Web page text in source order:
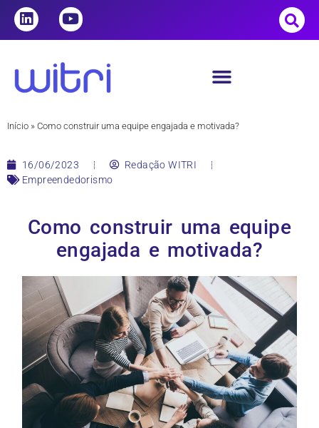
Início » Como construir uma equipe engajada e motivada?
16/06/2023
Redação WITRI
Empreendedorismo
Como construir uma equipe
engajada e motivada?